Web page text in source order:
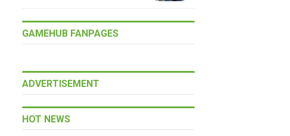
GAMEHUB FANPAGES
ADVERTISEMENT
HOT NEWS